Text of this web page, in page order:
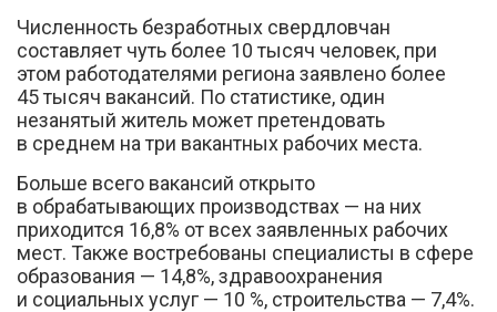
Численность безработных свердловчан
составляет чуть более 10 тысяч человек, при
этом работодателями региона заявлено более
45 тысяч вакансий. По статистике, один
незанятый житель может претендовать
в среднем на три вакантных рабочих места.
Больше всего вакансий открыто
в обрабатывающих производствах — на них
приходится 16,8% от всех заявленных рабочих
мест. Также востребованы специалисты в сфере
образования — 14,8%, здравоохранения
и социальных услуг — 10 %, строительства — 7,4%.